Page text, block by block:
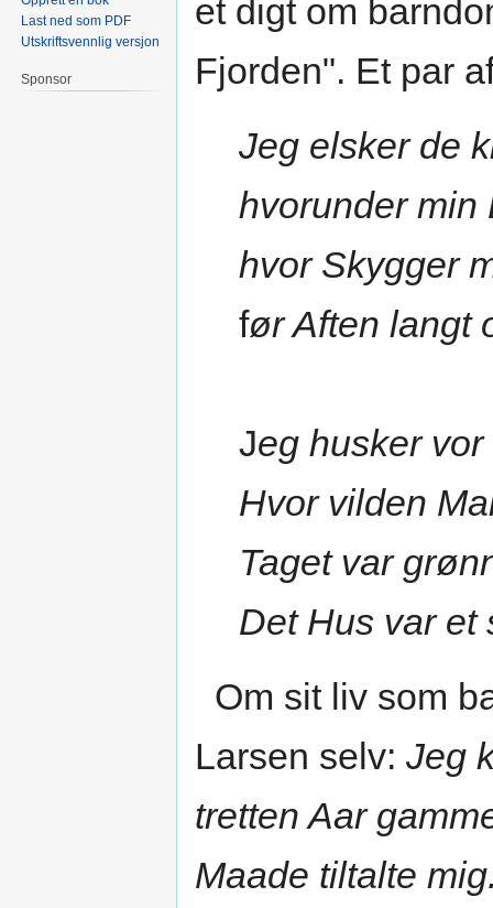
et digt om
Fjorden". Et par
Jeg elsker de
hvorunder min
hvor Skygger
før Aften langt
Jeg husker
Hvor vilden
Taget var
Det Hus var et
Om sit liv som
Larsen selv: Jeg
tretten Aar
Maade tiltalte
Last ned som PDF
Utskriftsvennlig versjon
Sponsor